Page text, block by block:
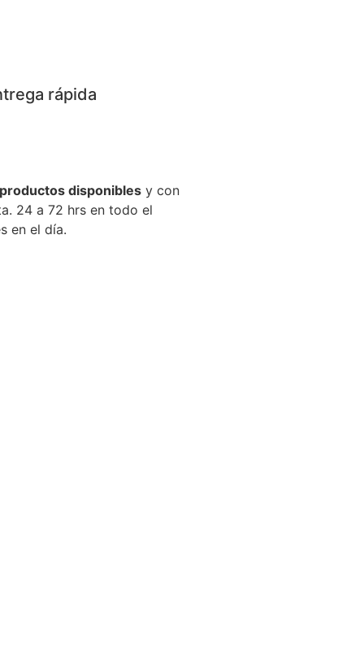
rápida
disponiblesy con
24 a 72 hrs en todo el
en el día.